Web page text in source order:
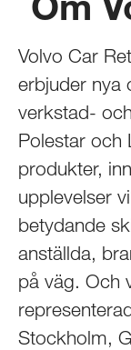
Volvo Car
erbjuder nya
verkstad-
Polestar och
produkter,
upplevelser
betydande
anställda,
på väg. Och
Stockholm,